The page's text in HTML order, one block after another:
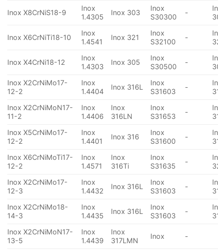
Inox X8CrNiS18-9
Inox
1.4305
Inox 303
Inox
S30300
-
Inox X6CrNiTi18-10
Inox
1.4541
Inox 321
Inox
S32100
-
Inox X4CrNi18-12
Inox
1.4303
Inox 305
Inox
S30500
-
Inox X2CrNiMo17-
12-2
Inox
1.4404
Inox 316L
Inox
S31603
-
Inox X2CrNiMoN17-
11-2
Inox
1.4406
Inox
316LN
Inox
S31653
-
Inox X5CrNiMo17-
12-2
Inox
1.4401
Inox 316
Inox
S31600
-
Inox X6CrNiMoTi17-
12-2
Inox
1.4571
Inox
316Ti
Inox
S31635
-
Inox X2CrNiMo17-
12-3
Inox
1.4432
Inox 316L
Inox
S31603
-
Inox X2CrNiMo18-
14-3
Inox
1.4435
Inox 316L
Inox
S31603
-
Inox X2CrNiMoN17-
13-5
Inox
1.4439
Inox
317LMN
Inox -